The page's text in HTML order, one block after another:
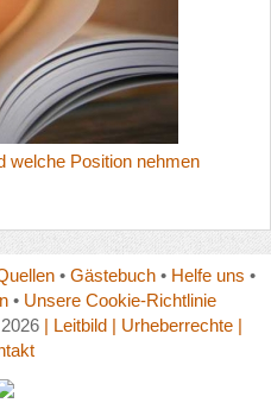
welche Position nehmen
• Gästebuch• Helfe uns •
• Unsere Cookie-Richtlinie
| Leitbild | Urheberrechte |